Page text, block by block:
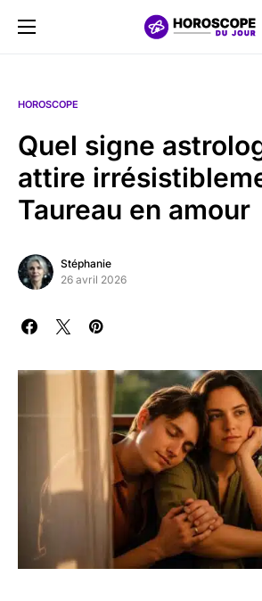
HOROSCOPE
Quel signe
attire
Taureau en amour
Stéphanie
26 avril 2026